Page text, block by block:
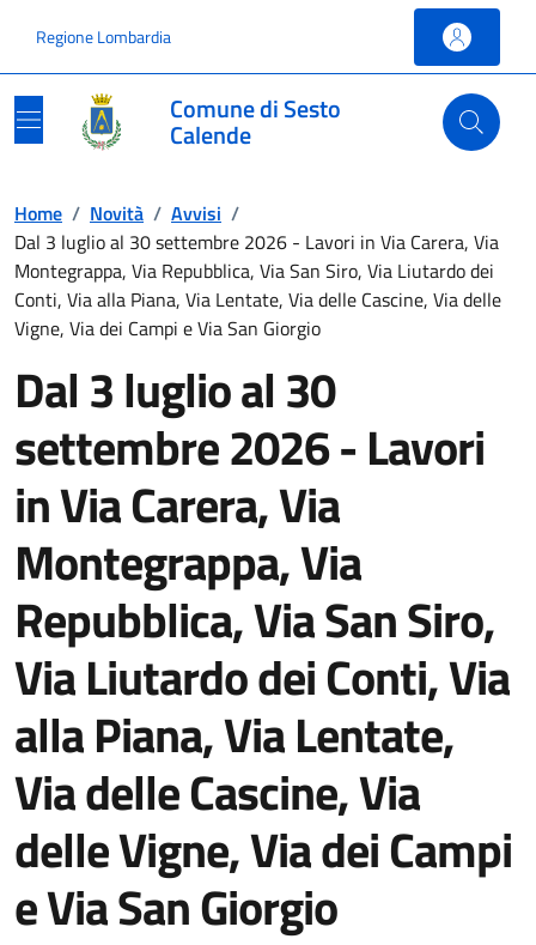
Regione Lombardia
Comune di Sesto
Calende
Home / Novità / Avvisi /
Dal 3 luglio al 30 settembre 2026 - Lavori in Via Carera, Via
Montegrappa, Via Repubblica, Via San Siro, Via Liutardo dei
Conti, Via alla Piana, Via Lentate, Via delle Cascine, Via delle
Vigne, Via dei Campi e Via San Giorgio
Dal 3 luglio al 30
settembre 2026 - Lavori
in Via Carera, Via
Montegrappa, Via
Repubblica, Via San Siro,
Via Liutardo dei Conti, Via
alla Piana, Via Lentate,
Via delle Cascine, Via
delle Vigne, Via dei Campi
e Via San Giorgio